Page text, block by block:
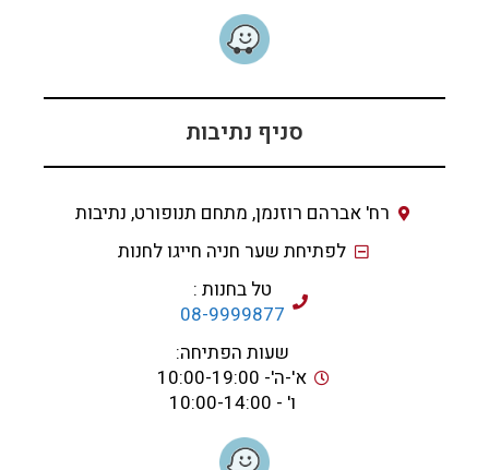
סניף נתיבות
רח' אברהם רוזנמן, מתחם תנופורט, נתיבות
לפתיחת שער חניה חייגו לחנות
טל בחנות :
08-9999877
שעות הפתיחה:
א'-ה'- 10:00-19:00
ו' - 10:00-14:00